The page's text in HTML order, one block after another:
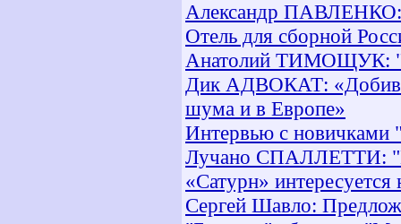
Александр ПАВЛЕНКО:
Отель для сборной
Анатолий ТИМОЩУК:
Дик АДВОКАТ:
шума и в Европе»
Интервью с новичками
Лучано СПАЛЛЕТТИ:
«Сатурн»
Сергей Шавло: